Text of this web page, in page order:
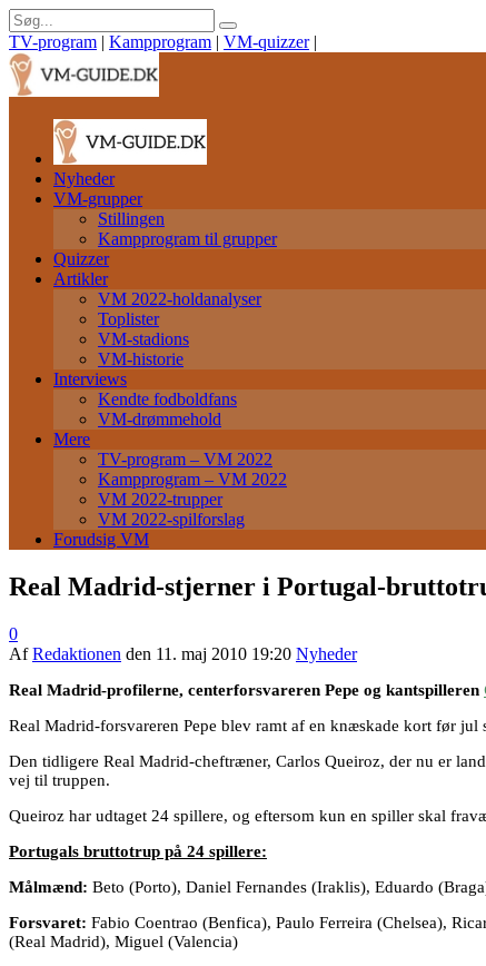
TV-program | Kampprogram | VM-quizzer |
Nyheder
VM-grupper
Stillingen
Kampprogram til grupper
Quizzer
Artikler
VM 2022-holdanalyser
Toplister
VM-stadions
VM-historie
Interviews
Kendte fodboldfans
VM-drømmehold
Mere
TV-program – VM 2022
Kampprogram – VM 2022
VM 2022-trupper
VM 2022-spilforslag
Forudsig VM
Real Madrid-stjerner i Portugal-
0
AfRedaktionen den 11. maj 2010 19:20 Nyheder
Real Madrid-profilerne, centerforsvareren Pepe og kantspilleren
Real Madrid-forsvareren Pepe blev ramt af en knæskade kort før
Den tidligere Real Madrid-cheftræner, Carlos Queiroz, der nu er
vej til truppen.
Queiroz har udtaget 24 spillere, og eftersom kun en spiller skal
Portugals bruttotrup på 24 spillere:
Målmænd: Beto (Porto), Daniel Fernandes (Iraklis), Eduardo
Forsvaret: Fabio Coentrao (Benfica), Paulo Ferreira (Chelsea),
(Real Madrid), Miguel (Valencia)